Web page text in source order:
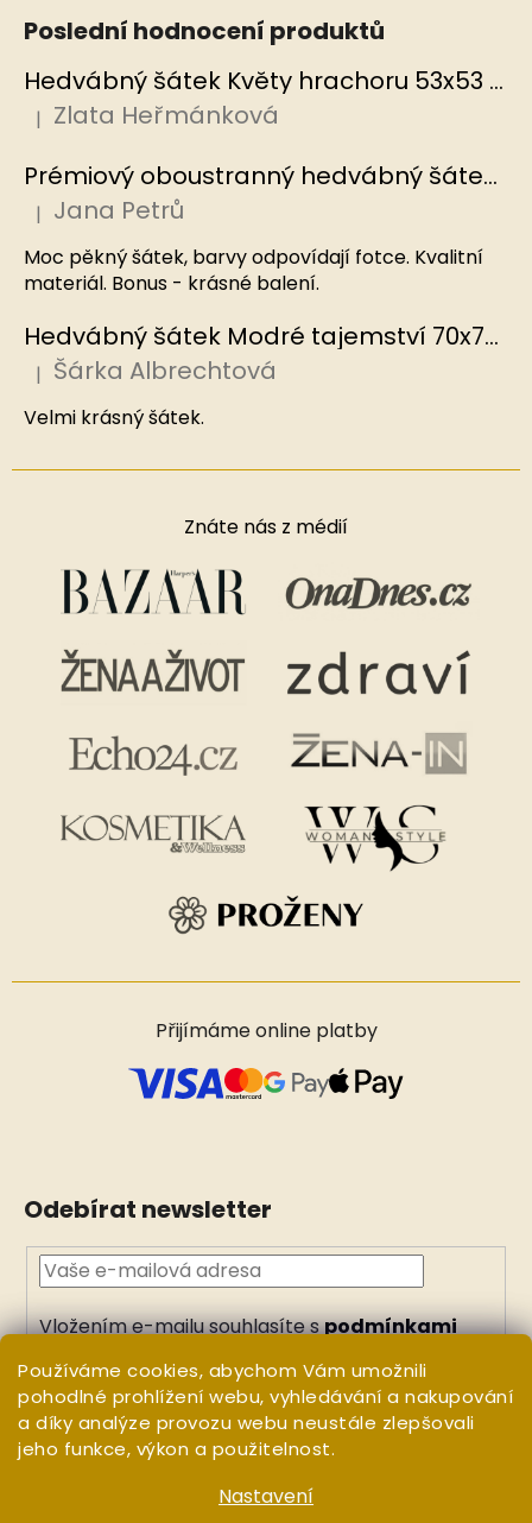
Používáme cookies, abychom Vám umožnili
pohodlné prohlížení webu, vyhledávání a nakupování
a díky analýze provozu webu neustále zlepšovali
jeho funkce, výkon a použitelnost.
Nastavení
Poslední hodnocení produktů
Hedvábný šátek Květy hrachoru 53x53 cm v dárkovém balení, HEDVÁBNÝ SVĚT
Hodnocení produktu je 5 z 5 hvězdiček.
| Zlata Heřmánková
Prémiový oboustranný hedvábný šátek Mořský korál, MB
Hodnocení produktu je 5 z 5 hvězdiček.
| Jana Petrů
Moc pěkný šátek, barvy odpovídají fotce. Kvalitní
materiál. Bonus - krásné balení.
Hedvábný šátek Modré tajemství 70x70 cm v dárkovém balení, HEDVÁBNÝ SVĚT
Hodnocení produktu je 5 z 5 hvězdiček.
| Šárka Albrechtová
Velmi krásný šátek.
Znáte nás z médií
Přijímáme online platby
Odebírat newsletter
Vložením e-mailu souhlasíte spodmínkami
PŘIHLÁSIT
SE